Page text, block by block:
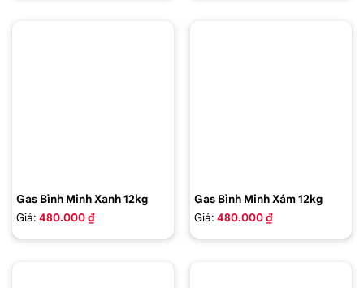
Gas Bình Minh Xanh 12kg
Giá: 480.000 ₫
Gas Bình Minh Xám 12kg
Giá: 480.000 ₫